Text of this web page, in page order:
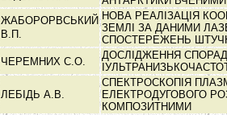
ЖАБОРОРВСЬКИЙ
В.П.
НОВА РЕАЛІЗАЦІЯ
ЗЕМЛІ ЗА ДАНИМИ
СПОСТЕРЕЖЕНЬ
ЧЕРЕМНИХ С.О.
ДОСЛІДЖЕННЯ
ЛЕБІДЬ А.В.
СПЕКТРОСКОПІЯ
ЕЛЕКТРОДУГОВОГО
КОМПОЗИТНИМИ